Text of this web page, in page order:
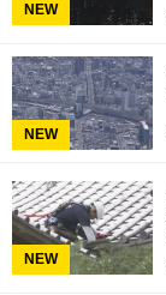
NEW
NEW
NEW